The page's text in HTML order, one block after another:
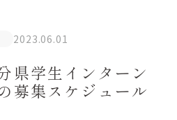
2023.06.01
県学生インターン
募集スケジュール